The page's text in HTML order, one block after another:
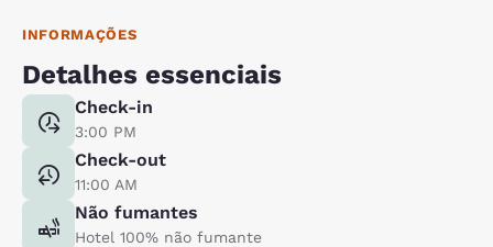
INFORMAÇÕES
Detalhes essenciais
Check-in
3:00 PM
Check-out
11:00 AM
Não fumantes
Hotel 100% não fumante